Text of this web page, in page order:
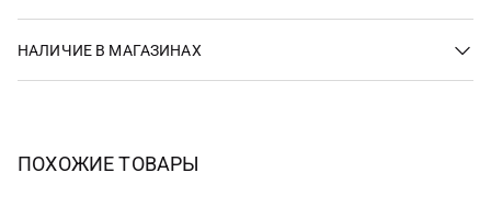
НАЛИЧИЕ В МАГАЗИНАХ
ПОХОЖИЕ ТОВАРЫ